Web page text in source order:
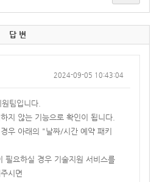
답 변
2024-09-05 10:43:04
팀입니다.
지 않는 기능으로 확인이 됩니다.
우 아래의 "날짜/시간 예약 패키
필요하실 경우 기술지원 서비스를
시면